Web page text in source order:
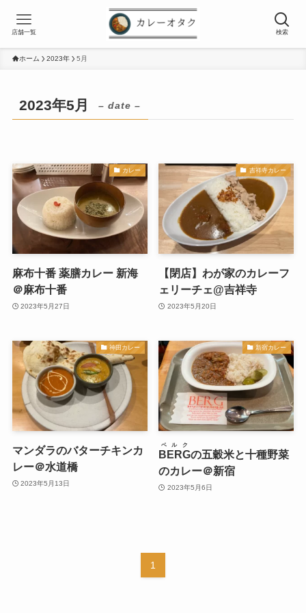
検索
店舗一覧
ホーム 2023年 5月
2023年5月 – date –
カレー
麻布十番 薬膳カレー 新海
＠麻布十番
2023年5月27日
吉祥寺カレー
【閉店】わが家のカレーフ
ェリーチェ@吉祥寺
2023年5月20日
神田カレー
マンダラのバターチキンカ
レー＠水道橋
2023年5月13日
新宿カレー
BERG
ベルク
の五穀米と十種野菜
のカレー＠新宿
2023年5月6日
1